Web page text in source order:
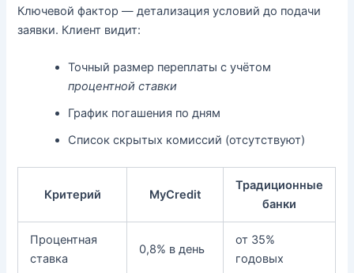
Ключевой фактор — детализация условий до подачи
заявки. Клиент видит:
Точный размер переплаты с учётом
процентной ставки
График погашения по дням
Список скрытых комиссий (отсутствуют)
Критерий MyCredit
Традиционные
банки
Процентная
ставка
0,8% в день
от 35%
годовых